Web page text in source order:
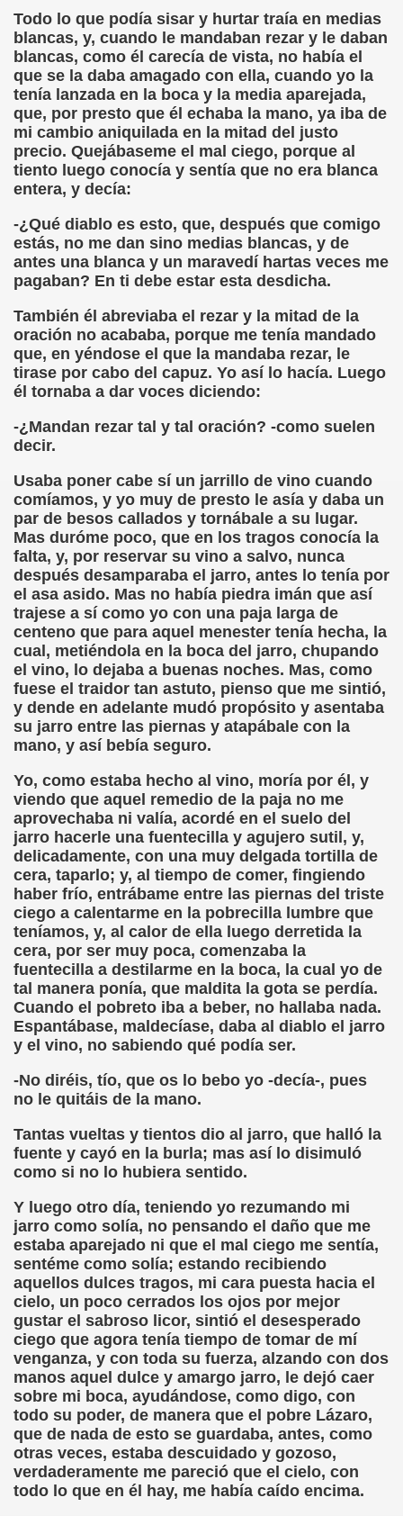
Todo lo que podía sisar y hurtar traía en medias
blancas, y, cuando le mandaban rezar y le daban
blancas, como él carecía de vista, no había el
que se la daba amagado con ella, cuando yo la
tenía lanzada en la boca y la media aparejada,
que, por presto que él echaba la mano, ya iba de
mi cambio aniquilada en la mitad del justo
precio. Quejábaseme el mal ciego, porque al
tiento luego conocía y sentía que no era blanca
entera, y decía:
-¿Qué diablo es esto, que, después que comigo
estás, no me dan sino medias blancas, y de
antes una blanca y un maravedí hartas veces me
pagaban? En ti debe estar esta desdicha.
También él abreviaba el rezar y la mitad de la
oración no acababa, porque me tenía mandado
que, en yéndose el que la mandaba rezar, le
tirase por cabo del capuz. Yo así lo hacía. Luego
él tornaba a dar voces diciendo:
-¿Mandan rezar tal y tal oración? -como suelen
decir.
Usaba poner cabe sí un jarrillo de vino cuando
comíamos, y yo muy de presto le asía y daba un
par de besos callados y tornábale a su lugar.
Mas duróme poco, que en los tragos conocía la
falta, y, por reservar su vino a salvo, nunca
después desamparaba el jarro, antes lo tenía por
el asa asido. Mas no había piedra imán que así
trajese a sí como yo con una paja larga de
centeno que para aquel menester tenía hecha, la
cual, metiéndola en la boca del jarro, chupando
el vino, lo dejaba a buenas noches. Mas, como
fuese el traidor tan astuto, pienso que me sintió,
y dende en adelante mudó propósito y asentaba
su jarro entre las piernas y atapábale con la
mano, y así bebía seguro.
Yo, como estaba hecho al vino, moría por él, y
viendo que aquel remedio de la paja no me
aprovechaba ni valía, acordé en el suelo del
jarro hacerle una fuentecilla y agujero sutil, y,
delicadamente, con una muy delgada tortilla de
cera, taparlo; y, al tiempo de comer, fingiendo
haber frío, entrábame entre las piernas del triste
ciego a calentarme en la pobrecilla lumbre que
teníamos, y, al calor de ella luego derretida la
cera, por ser muy poca, comenzaba la
fuentecilla a destilarme en la boca, la cual yo de
tal manera ponía, que maldita la gota se perdía.
Cuando el pobreto iba a beber, no hallaba nada.
Espantábase, maldecíase, daba al diablo el jarro
y el vino, no sabiendo qué podía ser.
-No diréis, tío, que os lo bebo yo -decía-, pues
no le quitáis de la mano.
Tantas vueltas y tientos dio al jarro, que halló la
fuente y cayó en la burla; mas así lo disimuló
como si no lo hubiera sentido.
Y luego otro día, teniendo yo rezumando mi
jarro como solía, no pensando el daño que me
estaba aparejado ni que el mal ciego me sentía,
sentéme como solía; estando recibiendo
aquellos dulces tragos, mi cara puesta hacia el
cielo, un poco cerrados los ojos por mejor
gustar el sabroso licor, sintió el desesperado
ciego que agora tenía tiempo de tomar de mí
venganza, y con toda su fuerza, alzando con dos
manos aquel dulce y amargo jarro, le dejó caer
sobre mi boca, ayudándose, como digo, con
todo su poder, de manera que el pobre Lázaro,
que de nada de esto se guardaba, antes, como
otras veces, estaba descuidado y gozoso,
verdaderamente me pareció que el cielo, con
todo lo que en él hay, me había caído encima.
Vera)
(Manuel González Otero)
Braille (María Jesús Cañamares)
2000 (Fermín Tamayo)
Hablada Colegio Santiago Apóstol ONCE Pontevedra)
(Pedro A. Zurita)
2005 (Fermín Tamayo)
2005 (Fermín Tamayo)
2011 (Fermín Tamayo)
Oliva)
la Luz (Brígida Rivas Ordóñez)
Mas Sancho)
Jesús Sánchez Oliva)
Jesús Cañamares)
Martín Figueroa)
(César Puente Fuente)
a Louis Braille (Alberto Gil)
Rosell Vera)
de los Niños Invidentes hasta la Puesta en Marcha de
de Pasado, de Presente y de Futuro (Equipos del
(Pedro Zurita)
(Pedro Zurita)
(Pedro Zurita)
Euskera (Pedro Zurita)
de San Ovidio (Roberto Enjuto)
Soto Galán)
(M. R. Olson)
Fellenius)
Figueroa)
y perspectivas (Enrique Elissalde)
Jesús Cañamares)
de Santiago (Angelines sánchez Herrero)
González Otero)
Disminución Visual Grave (Pedro Zurita)
gonzález Otero)